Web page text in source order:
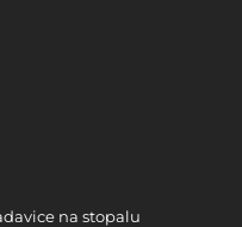
na stopalu